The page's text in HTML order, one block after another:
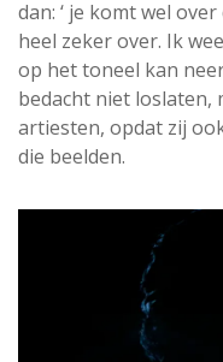
dan: ‘ je komt wel
heel zeker over. Ik
op het toneel kan
bedacht niet loslaten,
artiesten, opdat zij
die beelden.